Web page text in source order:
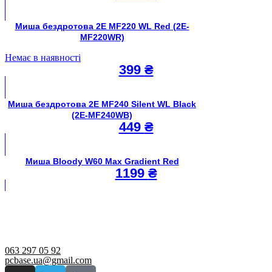
Миша бездротова 2E MF220 WL Red (2E-
MF220WR)
Немає в наявності
399 ₴
Миша бездротова 2E MF240 Silent WL Black
(2E-MF240WB)
449 ₴
Миша Bloody W60 Max Gradient Red
1199 ₴
063 297 05 92
pcbase.ua@gmail.com